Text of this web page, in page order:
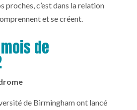
proches, c’est dans la relation
et se créent.
de
de Birmingham ont lancé